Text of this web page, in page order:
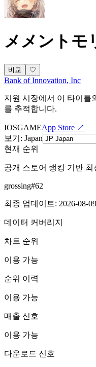
メメントモ
비교 ♡
Bank of Innovation, Inc
지원 시장에서 이 타이틀
를 추적합니다.
IOSGAMEApp Store ↗
보기 : Japan
현재 순위
공개 스토어 랭킹 기반
grossing#62
최종 업데이트: 2026-08-09
데이터 커버리지
차트 순위
이용 가능
순위 이력
이용 가능
매출 신호
이용 가능
다운로드 신호